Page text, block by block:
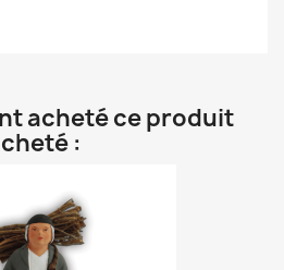
acheté ce produit
: